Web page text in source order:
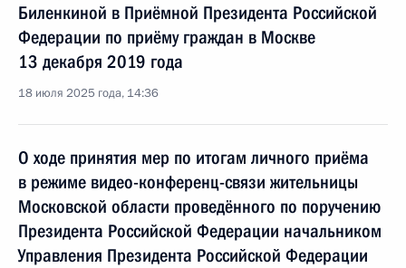
Биленкиной в Приёмной Президента Российской
Федерации по приёму граждан в Москве
13 декабря 2019 года
18 июля 2025 года, 14:36
О ходе принятия мер по итогам личного приёма
в режиме видео-конференц-связи жительницы
Московской области проведённого по поручению
Президента Российской Федерации начальником
Управления Президента Российской Федерации